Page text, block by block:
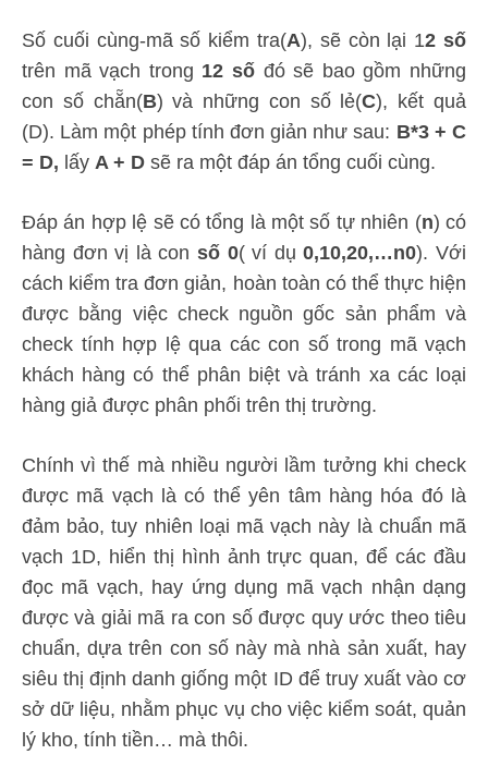
Số cuối cùng-mã số kiểm tra(A), sẽ còn lại 12 số
trên mã vạch trong 12 số đó sẽ bao gồm những
con số chẵn(B) và những con số lẻ(C), kết quả
(D). Làm một phép tính đơn giản như sau: B*3 + C
= D, lấy A + D sẽ ra một đáp án tổng cuối cùng.
Đáp án hợp lệ sẽ có tổng là một số tự nhiên (n) có
hàng đơn vị là con số 0( ví dụ 0,10,20,…n0). Với
cách kiểm tra đơn giản, hoàn toàn có thể thực hiện
được bằng việc check nguồn gốc sản phẩm và
check tính hợp lệ qua các con số trong mã vạch
khách hàng có thể phân biệt và tránh xa các loại
hàng giả được phân phối trên thị trường.
Chính vì thế mà nhiều người lầm tưởng khi check
được mã vạch là có thể yên tâm hàng hóa đó là
đảm bảo, tuy nhiên loại mã vạch này là chuẩn mã
vạch 1D, hiển thị hình ảnh trực quan, để các đầu
đọc mã vạch, hay ứng dụng mã vạch nhận dạng
được và giải mã ra con số được quy ước theo tiêu
chuẩn, dựa trên con số này mà nhà sản xuất, hay
siêu thị định danh giống một ID để truy xuất vào cơ
sở dữ liệu, nhằm phục vụ cho việc kiểm soát, quản
lý kho, tính tiền… mà thôi.